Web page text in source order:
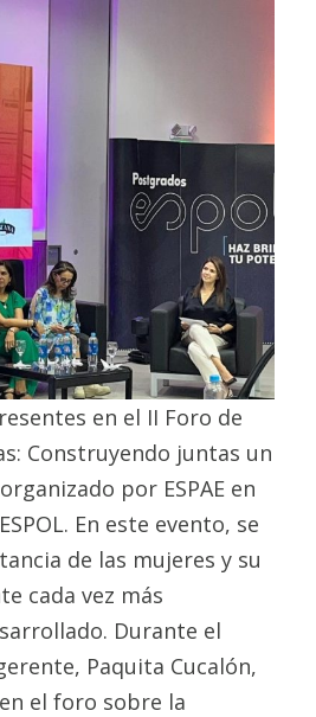
en el II Foro de
Construyendo juntas un
por ESPAE en
En este evento, se
de las mujeres y su
cada vez más
Durante el
Paquita Cucalón,
el foro sobre la